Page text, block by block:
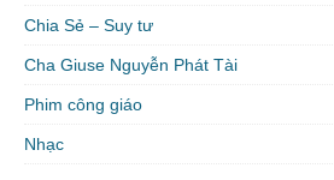
Chia Sẻ – Suy tư
Cha Giuse Nguyễn Phát Tài
Phim công giáo
Nhạc